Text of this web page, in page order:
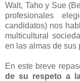
Walt, Taho y Sue
profesionales
candidatos) nos
multicultural
en las almas de sus
En este breve
de su respeto a